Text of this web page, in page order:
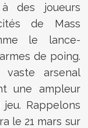
des joueurs
de Mass
le lance-
de poing.
arsenal
une ampleur
Rappelons
le 21 mars sur